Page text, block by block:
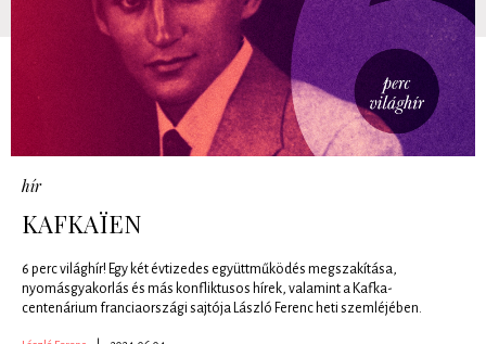
hír
KAFKAÏEN
6 perc világhír! Egy két évtizedes együttműködés megszakítása,
nyomásgyakorlás és más konfliktusos hírek, valamint a Kafka-
centenárium franciaországi sajtója László Ferenc heti szemléjében.